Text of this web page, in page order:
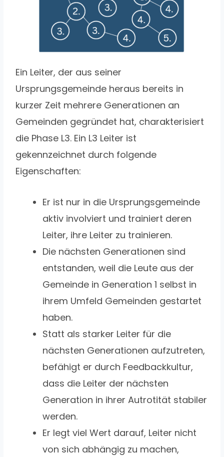
Ein Leiter, der aus seiner
Ursprungsgemeinde heraus bereits in
kurzer Zeit mehrere Generationen an
Gemeinden gegründet hat, charakterisiert
die Phase L3. Ein L3 Leiter ist
gekennzeichnet durch folgende
Eigenschaften:
Er ist nur in die Ursprungsgemeinde
aktiv involviert und trainiert deren
Leiter, ihre Leiter zu trainieren.
Die nächsten Generationen sind
entstanden, weil die Leute aus der
Gemeinde in Generation 1 selbst in
ihrem Umfeld Gemeinden gestartet
haben.
Statt als starker Leiter für die
nächsten Generationen aufzutreten,
befähigt er durch Feedbackkultur,
dass die Leiter der nächsten
Generation in ihrer Autrotität stabiler
werden.
Er legt viel Wert darauf, Leiter nicht
von sich abhängig zu machen,